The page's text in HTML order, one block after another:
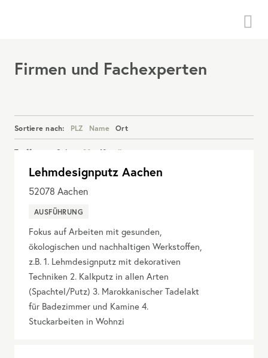
Firmen und Fachexperten
Sortiere nach: PLZ Name Ort
Treffer pro Seite: 20 40 alle
Details anzeigen
Lehmdesignputz Aachen
52078 Aachen
AUSFÜHRUNG
Fokus auf Arbeiten mit gesunden,
ökologischen und nachhaltigen Werkstoffen,
z.B. 1. Lehmdesignputz mit dekorativen
Techniken 2. Kalkputz in allen Arten
(Spachtel/Putz) 3. Marokkanischer Tadelakt
für Badezimmer und Kamine 4.
Stuckarbeiten in Wohnzi